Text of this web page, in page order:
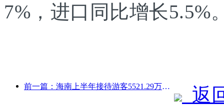
7%，进口同比增长5.5%
前一篇：海南上半年接待游客5521.29万人次
返